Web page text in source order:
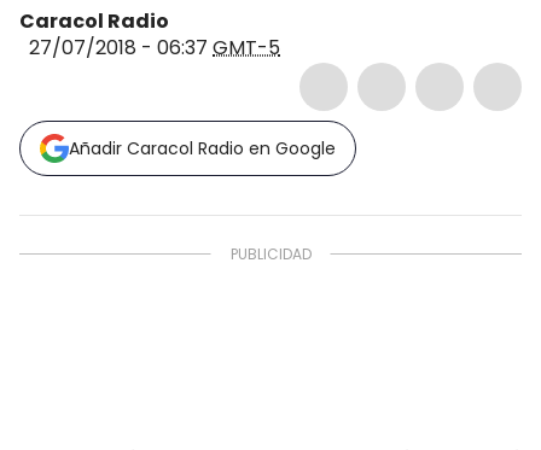
Caracol Radio
27/07/2018 - 06:37 GMT-5
Añadir Caracol Radio en Google